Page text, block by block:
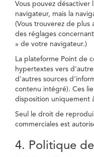
Vous pouvez désactiver
navigateur, mais la
(Vous trouverez de plus
des réglages
» de votre navigateur.)
La plateforme Point de
hypertextes vers
d'autres sources
contenu intégré). Ces
disposition uniquement
Seul le droit de
commerciales est
4. Politique